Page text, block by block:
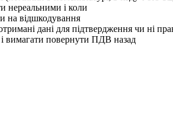
нереальними і коли
на відшкодування
дані для підтвердження чи ні
вимагати повернути ПДВ назад